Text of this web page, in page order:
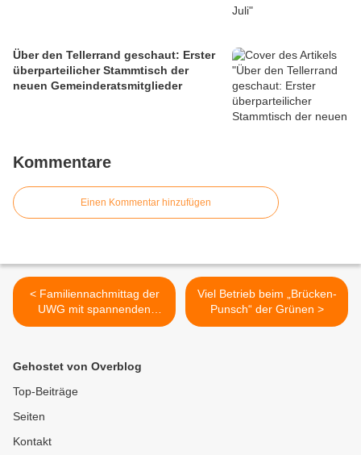
Über den Tellerrand geschaut: Erster
überparteilicher Stammtisch der
neuen Gemeinderatsmitglieder
Kommentare
Einen Kommentar hinzufügen
< Familiennachmittag der
UWG mit spannenden
Einblicken in die Welt der
Viel Betrieb beim „Brücken-
Punsch“ der Grünen >
Gehostet von Overblog
Top-Beiträge
Seiten
Kontakt